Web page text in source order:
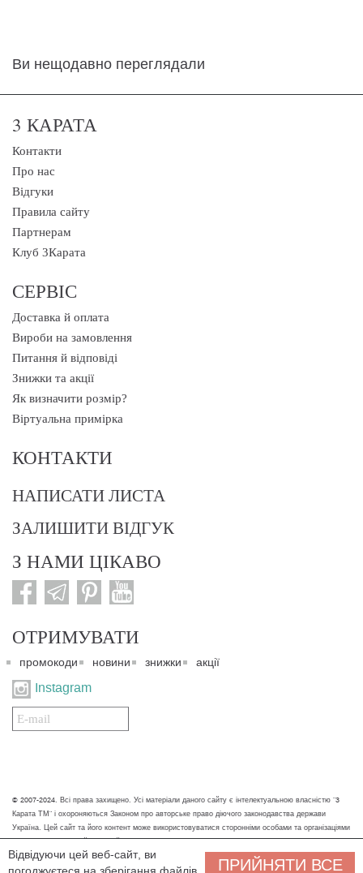
Ви нещодавно переглядали
3 КАРАТА
Контакти
Про нас
Відгуки
Правила сайту
Партнерам
Клуб 3Карата
СЕРВІС
Доставка й оплата
Вироби на замовлення
Питання й відповіді
Знижки та акції
Як визначити розмір?
Віртуальна примірка
КОНТАКТИ
НАПИСАТИ ЛИСТА
ЗАЛИШИТИ ВІДГУК
З НАМИ ЦІКАВО
ОТРИМУВАТИ
промокоди новини знижки акції
Instagram
Подписаться
на
© 2007-2024. Всі права захищено. Усі матеріали даного сайту є інтелектуальною власністю "3
Карата ТМ" і охороняються Законом про авторське право діючого законодавства держави
Україна. Цей сайт та його контент може використовуватися сторонніми особами та організаціями
тільки для некомерційних цілей. Будь-яке завантаження, копіювання, друк та інше використання
матеріалів даного сайту для некомерційних цілей повинно супроводжуватись працюючим
посиланням або іншим зазначенням на джерело.
Відвідуючи цей веб-сайт, ви
ПРИЙНЯТИ ВСЕ